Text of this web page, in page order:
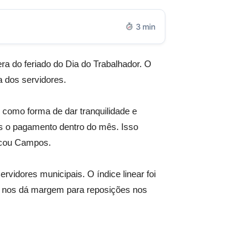
3 min
do feriado do Dia do Trabalhador. O
dos servidores.
forma de dar tranquilidade e
o pagamento dentro do mês. Isso
Campos.
municipais. O índice linear foi
dá margem para reposições nos